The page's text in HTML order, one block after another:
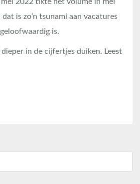
is zo’n tsunami aan vacatures
is.
in de cijfertjes duiken. Leest